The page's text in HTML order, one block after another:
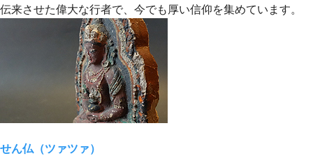
伝来させた偉大な行者で、今でも厚い信仰を集めています。
せん仏（ツァツァ）